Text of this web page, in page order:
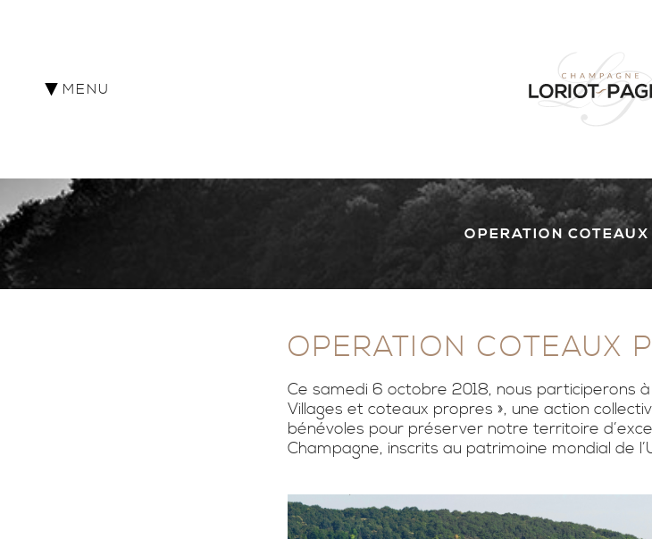
MENU
OPERATION
OPERATION COTEAUX
Ce samedi 6 octobre 2018, nous participerons
Villages et coteaux propres », une action
bénévoles pour préserver notre territoire
Champagne, inscrits au patrimoine mondial de